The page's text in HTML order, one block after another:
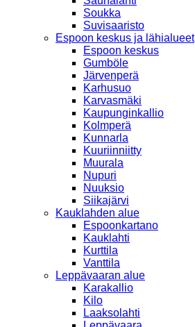
Soukka
Suvisaaristo
Espoon keskus ja lähialueet
Espoon keskus
Gumböle
Järvenperä
Karhusuo
Karvasmäki
Kaupunginkallio
Kolmperä
Kunnarla
Kuuriinniitty
Muurala
Nupuri
Nuuksio
Siikajärvi
Kauklahden alue
Espoonkartano
Kauklahti
Kurttila
Vanttila
Leppävaaran alue
Karakallio
Kilo
Laaksolahti